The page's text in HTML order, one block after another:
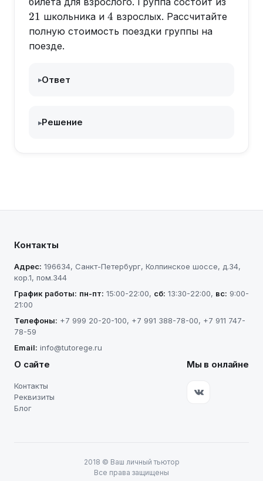
21 школьника и 4
4 взрослых. Рассчитайте
полную стоимость поездки группы на
поезде.
▸Ответ
▸Решение
Контакты
Адрес: 196634, Санкт-Петербург, Колпинское шоссе, д.34,
кор.1, пом.344
График работы: пн-пт: 15:00-22:00, сб: 13:30-22:00, вс: 9:00-
21:00
Телефоны: +7 999 20-20-100, +7 991 388-78-00, +7 911 747-
78-59
Email: info@tutorege.ru
О сайте
Контакты
Реквизиты
Блог
Мы в онлайне
2018 © Ваш личный тьютор
Все права защищены